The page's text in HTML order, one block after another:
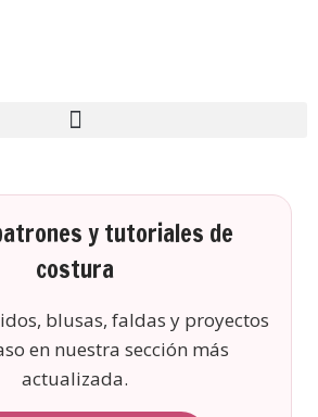
y tutoriales de
costura
blusas, faldas y proyectos
en nuestra sección más
actualizada.